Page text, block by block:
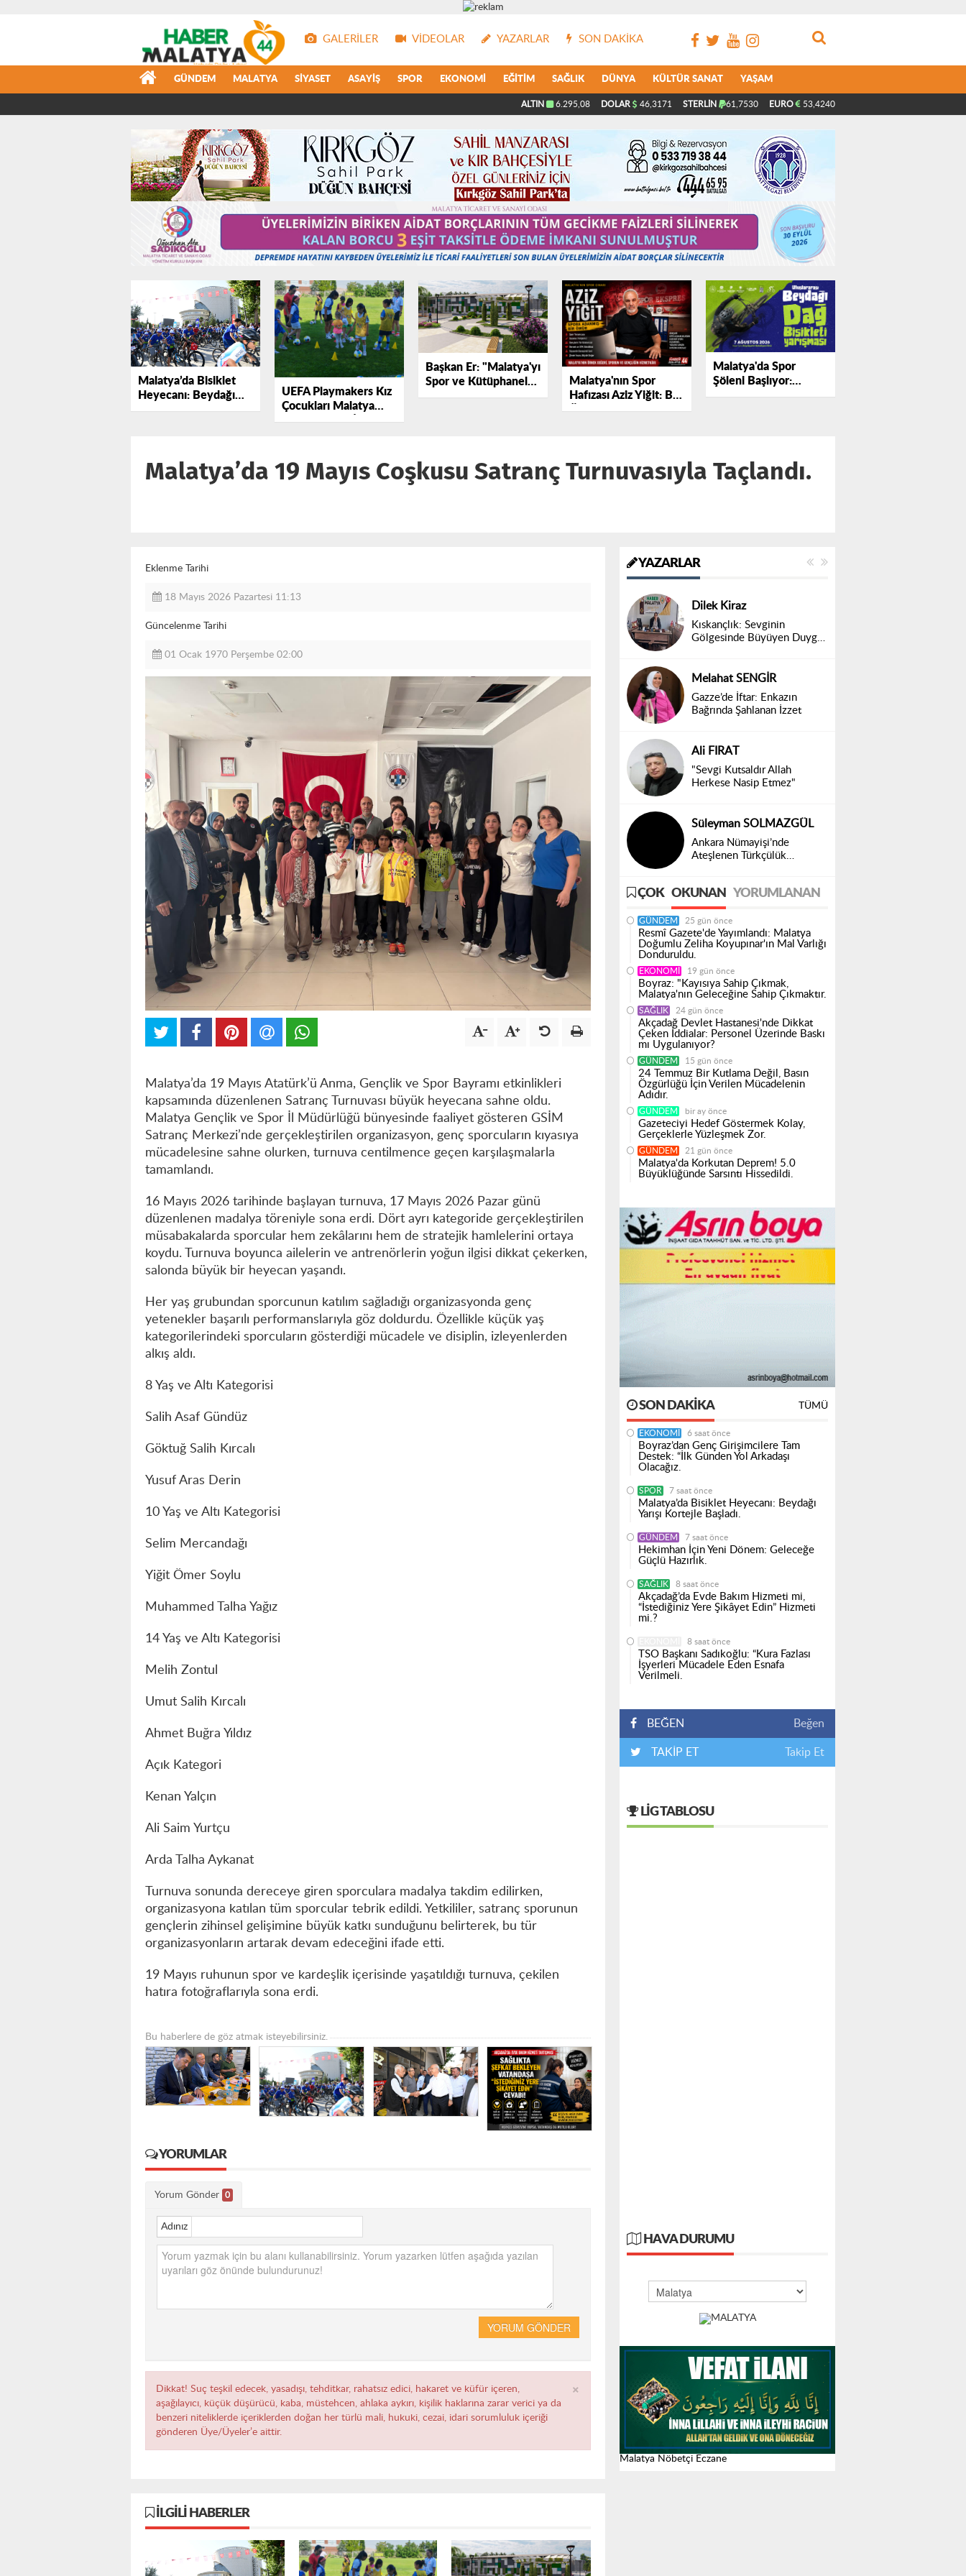
GALERILER VIDEOLAR YAZARLAR SON DAKIKA
GÜNDEM MALATYA SIYASET ASAYIŞ SPOR EKONOMI EĞITIM SAĞLIK DÜNYA KÜLTÜR SANAT YAŞAM
ALTIN 6.295,08 DOLAR 46,3171 STERLİN 61,7530 EURO 53,4240
Malatya’da Bisiklet
Heyecanı: Beydağı
Yarışı Kortejle Başladı.
UEFA Playmakers Kız
Çocukları Malatya
Programı'nda İlk
Başkan Er: "Malatya'yı
Spor ve Kütüphaneler
Şehri Yapacağız.
Malatya'nın Spor
Hafızası Aziz Yiğit: Bir
Ömre Sığan Emek ve
Malatya'da Spor
Şöleni Başlıyor:
Uluslararası Beydağı
Malatya’da 19 Mayıs Coşkusu Satranç Turnuvasıyla Taçlandı.
Eklenme Tarihi
18 Mayıs 2026 Pazartesi 11:13
Güncelenme Tarihi
01 Ocak 1970 Perşembe 02:00
Malatya’da 19 Mayıs Atatürk’ü Anma, Gençlik ve Spor Bayramı etkinlikleri
kapsamında düzenlenen Satranç Turnuvası büyük heyecana sahne oldu.
Malatya Gençlik ve Spor İl Müdürlüğü bünyesinde faaliyet gösteren GSİM
Satranç Merkezi’nde gerçekleştirilen organizasyon, genç sporcuların kıyasıya
mücadelesine sahne olurken, turnuva centilmence geçen karşılaşmalarla
tamamlandı.
16 Mayıs 2026 tarihinde başlayan turnuva, 17 Mayıs 2026 Pazar günü
düzenlenen madalya töreniyle sona erdi. Dört ayrı kategoride gerçekleştirilen
müsabakalarda sporcular hem zekâlarını hem de stratejik hamlelerini ortaya
koydu. Turnuva boyunca ailelerin ve antrenörlerin yoğun ilgisi dikkat çekerken,
salonda büyük bir heyecan yaşandı.
Her yaş grubundan sporcunun katılım sağladığı organizasyonda genç
yetenekler başarılı performanslarıyla göz doldurdu. Özellikle küçük yaş
kategorilerindeki sporcuların gösterdiği mücadele ve disiplin, izleyenlerden
alkış aldı.
8 Yaş ve Altı Kategorisi
Salih Asaf Gündüz
Göktuğ Salih Kırcalı
Yusuf Aras Derin
10 Yaş ve Altı Kategorisi
Selim Mercandağı
Yiğit Ömer Soylu
Muhammed Talha Yağız
14 Yaş ve Altı Kategorisi
Melih Zontul
Umut Salih Kırcalı
Ahmet Buğra Yıldız
Açık Kategori
Kenan Yalçın
Ali Saim Yurtçu
Arda Talha Aykanat
Turnuva sonunda dereceye giren sporculara madalya takdim edilirken,
organizasyona katılan tüm sporcular tebrik edildi. Yetkililer, satranç sporunun
gençlerin zihinsel gelişimine büyük katkı sunduğunu belirterek, bu tür
organizasyonların artarak devam edeceğini ifade etti.
19 Mayıs ruhunun spor ve kardeşlik içerisinde yaşatıldığı turnuva, çekilen
hatıra fotoğraflarıyla sona erdi.
Bu haberlere de göz atmak isteyebilirsiniz.
YORUMLAR
Yorum Gönder 0
Adınız
YORUM GÖNDER
×
Dikkat! Suç teşkil edecek, yasadışı, tehditkar, rahatsız edici, hakaret ve küfür içeren,
aşağılayıcı, küçük düşürücü, kaba, müstehcen, ahlaka aykırı, kişilik haklarına zarar verici ya da
benzeri niteliklerde içeriklerden doğan her türlü mali, hukuki, cezai, idari sorumluluk içeriği
gönderen Üye/Üyeler’e aittir.
İLGILI HABERLER
YAZARLAR
Dilek Kiraz
Kıskançlık: Sevginin
Gölgesinde Büyüyen Duygu,
Melahat SENGİR
Gazze’de İftar: Enkazın
Bağrında Şahlanan İzzet
Ali FIRAT
"Sevgi Kutsaldır Allah
Herkese Nasip Etmez"
Süleyman SOLMAZGÜL
Ankara Nümayişi’nde
Ateşlenen Türkçülük
ÇOK OKUNAN YORUMLANAN
GÜNDEM 25 gün önce
Resmî Gazete'de Yayımlandı: Malatya
Doğumlu Zeliha Koyupınar'ın Mal Varlığı
Donduruldu.
EKONOMI 19 gün önce
Boyraz: "Kayısıya Sahip Çıkmak,
Malatya'nın Geleceğine Sahip Çıkmaktır.
SAĞLIK 24 gün önce
Akçadağ Devlet Hastanesi'nde Dikkat
Çeken İddialar: Personel Üzerinde Baskı
mı Uygulanıyor?
GÜNDEM 15 gün önce
24 Temmuz Bir Kutlama Değil, Basın
Özgürlüğü İçin Verilen Mücadelenin
Adıdır.
GÜNDEM bir ay önce
Gazeteciyi Hedef Göstermek Kolay,
Gerçeklerle Yüzleşmek Zor.
GÜNDEM 21 gün önce
Malatya'da Korkutan Deprem! 5.0
Büyüklüğünde Sarsıntı Hissedildi.
SON DAKIKA TÜMÜ
EKONOMI 6 saat önce
Boyraz’dan Genç Girişimcilere Tam
Destek: “İlk Günden Yol Arkadaşı
Olacağız.
SPOR 7 saat önce
Malatya’da Bisiklet Heyecanı: Beydağı
Yarışı Kortejle Başladı.
GÜNDEM 7 saat önce
Hekimhan İçin Yeni Dönem: Geleceğe
Güçlü Hazırlık.
SAĞLIK 8 saat önce
Akçadağ’da Evde Bakım Hizmeti mi,
“İstediğiniz Yere Şikâyet Edin” Hizmeti
mi.?
8 saat önce
TSO Başkanı Sadıkoğlu: “Kura Fazlası
İşyerleri Mücadele Eden Esnafa
Verilmeli.
BEĞEN Beğen
TAKİP ET Takip Et
LIG TABLOSU
HAVA DURUMU
Malatya Nöbetçi Eczane